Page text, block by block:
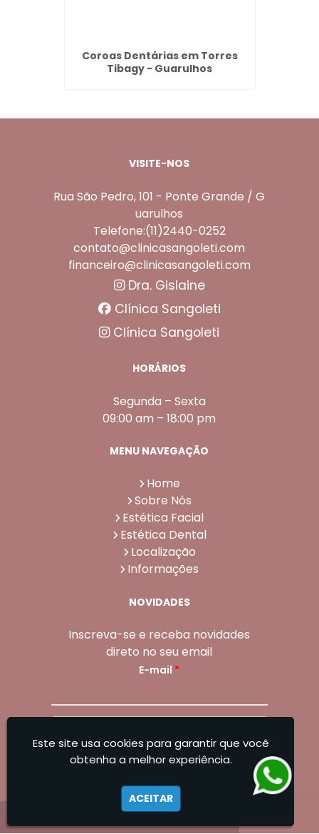
Coroas Dentárias em Torres
Tibagy - Guarulhos
VISITE-NOS
Rua São Pedro, 101 - Ponte Grande / G
uarulhos
Telefone:(11)2440-0252
contato@clinicasangoleti.com
financeiro@clinicasangoleti.com
Dra. Gislaine
Clínica Sangoleti
Clínica Sangoleti
HORÁRIOS
Segunda – Sexta
09:00 am – 18:00 pm
MENU NAVEGAÇÃO
Home
Sobre Nós
Estética Facial
Estética Dental
Localização
Informações
NOVIDADES
Inscreva-se e receba novidades
direto no seu email
E-mail *
Sangoleti Odontologia - Estética Dental e
Este site usa cookies para garantir que você
obtenha a melhor experiência.
ACEITAR